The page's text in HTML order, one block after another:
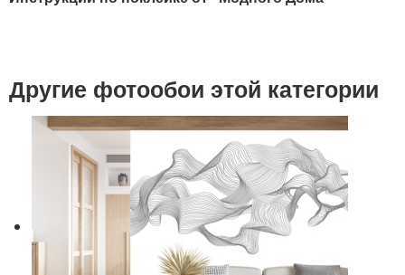
Другие фотообои этой категории